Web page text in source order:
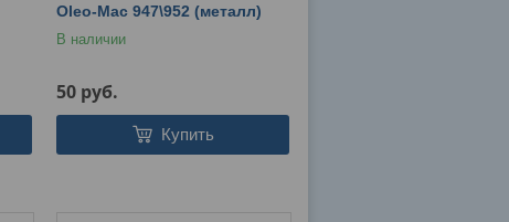
Oleo-Mac 947\952 (металл)
В наличии
50 руб.
Купить